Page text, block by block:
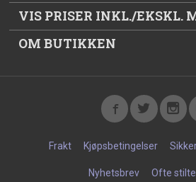
VIS PRISER INKL./EKSKL.
OM BUTIKKEN
Frakt Kjøpsbetingelser
Nyhetsbrev Ofte